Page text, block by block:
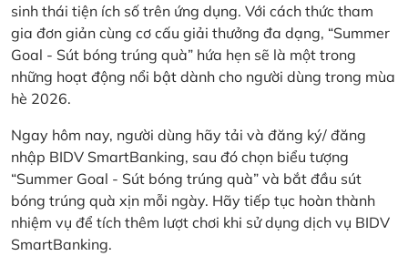
sinh thái tiện ích số trên ứng dụng. Với cách thức tham
gia đơn giản cùng cơ cấu giải thưởng đa dạng, “Summer
Goal - Sút bóng trúng quà” hứa hẹn sẽ là một trong
những hoạt động nổi bật dành cho người dùng trong mùa
hè 2026.
Ngay hôm nay, người dùng hãy tải và đăng ký/ đăng
nhập BIDV SmartBanking, sau đó chọn biểu tượng
“Summer Goal - Sút bóng trúng quà” và bắt đầu sút
bóng trúng quà xịn mỗi ngày. Hãy tiếp tục hoàn thành
nhiệm vụ để tích thêm lượt chơi khi sử dụng dịch vụ BIDV
SmartBanking.